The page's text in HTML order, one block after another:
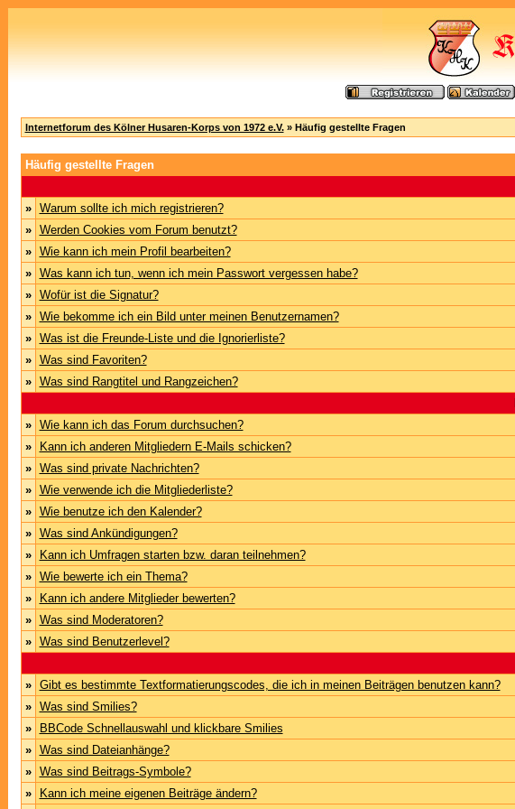
Internetforum des Kölner Husaren-Korps von 1972 e.V.» Häufig gestellte Fragen
Häufig gestellte Fragen
»
Warum sollte ich mich registrieren?
»
Werden Cookies vom Forum benutzt?
»
Wie kann ich mein Profil bearbeiten?
»
Was kann ich tun, wenn ich mein Passwort vergessen habe?
»
Wofür ist die Signatur?
»
Wie bekomme ich ein Bild unter meinen Benutzernamen?
»
Was ist die Freunde-Liste und die Ignorierliste?
»
Was sind Favoriten?
»
Was sind Rangtitel und Rangzeichen?
»
Wie kann ich das Forum durchsuchen?
»
Kann ich anderen Mitgliedern E-Mails schicken?
»
Was sind private Nachrichten?
»
Wie verwende ich die Mitgliederliste?
»
Wie benutze ich den Kalender?
»
Was sind Ankündigungen?
»
Kann ich Umfragen starten bzw. daran teilnehmen?
»
Wie bewerte ich ein Thema?
»
Kann ich andere Mitglieder bewerten?
»
Was sind Moderatoren?
»
Was sind Benutzerlevel?
»
Gibt es bestimmte Textformatierungscodes, die ich in meinen Beiträgen benutzen kann?
»
Was sind Smilies?
»
BBCode Schnellauswahl und klickbare Smilies
»
Was sind Dateianhänge?
»
Was sind Beitrags-Symbole?
»
Kann ich meine eigenen Beiträge ändern?